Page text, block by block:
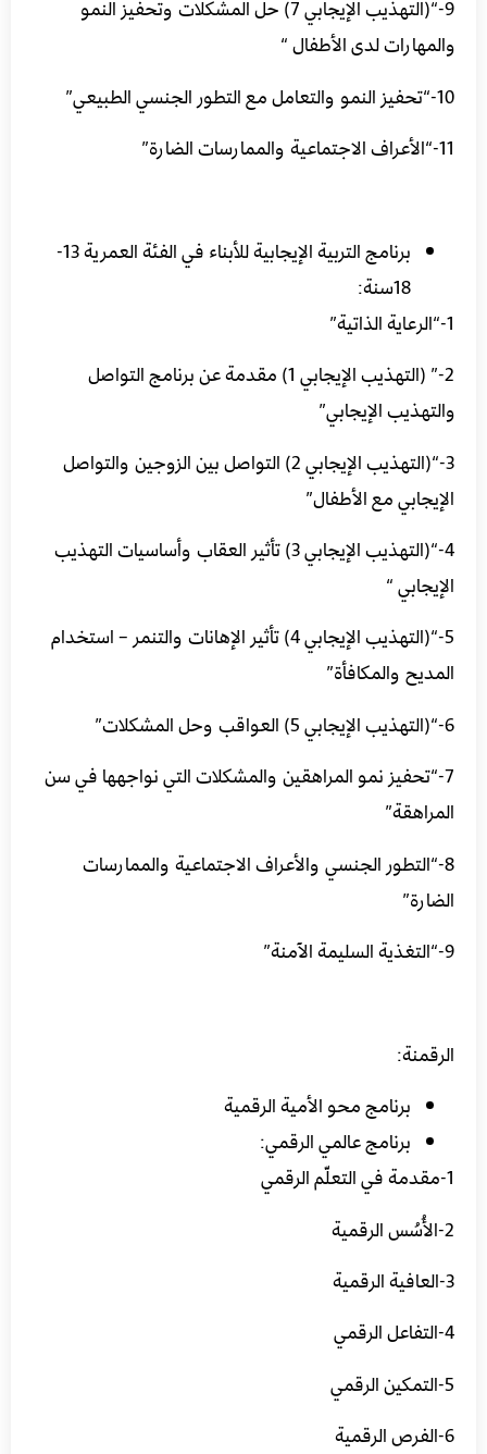
9-“(التهذيب الإيجابي 7) حل المشكلات وتحفيز النمو
والمهارات لدى الأطفال “
10-“تحفيز النمو والتعامل مع التطور الجنسي الطبيعي”
11-“الأعراف الاجتماعية والممارسات الضارة”
برنامج التربية الإيجابية للأبناء في الفئة العمرية 13-
18سنة:
1-“الرعاية الذاتية”
2-” (التهذيب الإيجابي 1) مقدمة عن برنامج التواصل
والتهذيب الإيجابي”
3-“(التهذيب الإيجابي 2) التواصل بين الزوجين والتواصل
الإيجابي مع الأطفال”
4-“(التهذيب الإيجابي 3) تأثير العقاب وأساسيات التهذيب
الإيجابي “
5-“(التهذيب الإيجابي 4) تأثير الإهانات والتنمر – استخدام
المديح والمكافأة”
6-“(التهذيب الإيجابي 5) العواقب وحل المشكلات”
7-“تحفيز نمو المراهقين والمشكلات التي نواجهها في سن
المراهقة”
8-“التطور الجنسي والأعراف الاجتماعية والممارسات
الضارة”
9-“التغذية السليمة الآمنة”
الرقمنة:
برنامج محو الأمية الرقمية
برنامج عالمي الرقمي:
1-مقدمة في التعلّم الرقمي
2-الأُسُس الرقمية
3-العافية الرقمية
4-التفاعل الرقمي
5-التمكين الرقمي
6-الفرص الرقمية